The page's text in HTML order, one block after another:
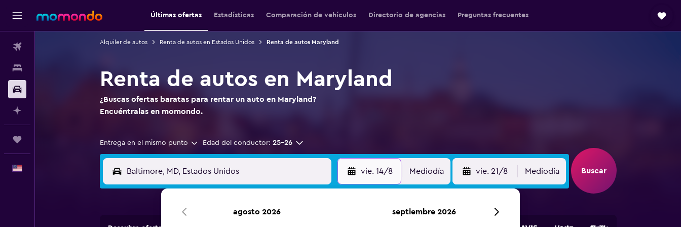
Últimas ofertas Estadísticas Comparación de vehículos Directorio de agencias Preguntas frecuentes
Alquiler de autos Renta de autos en Estados Unidos Renta de autos Maryland
Renta de autos en Maryland
¿Buscas ofertas baratas para rentar un auto en Maryland?
Encuéntralas en momondo.
Entrega en el mismo punto Edad del conductor: 25-26
vie. 14/8 Mediodía vie. 21/8 Mediodía Buscar
agosto 2026 septiembre 2026